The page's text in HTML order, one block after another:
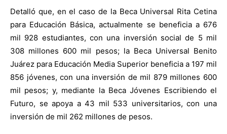
Detalló que, en el caso de la Beca Universal Rita Cetina
para Educación Básica, actualmente se beneficia a 676
mil 928 estudiantes, con una inversión social de 5 mil
308 millones 600 mil pesos; la Beca Universal Benito
Juárez para Educación Media Superior beneficia a 197 mil
856 jóvenes, con una inversión de mil 879 millones 600
mil pesos; y, mediante la Beca Jóvenes Escribiendo el
Futuro, se apoya a 43 mil 533 universitarios, con una
inversión de mil 262 millones de pesos.